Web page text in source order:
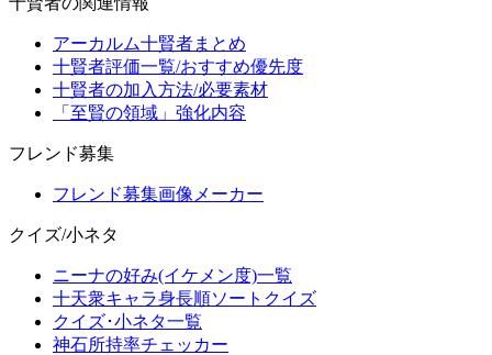
アーカルム十賢者まとめ
十賢者評価一覧/おすすめ優先度
十賢者の加入方法/必要素材
「至賢の領域」強化内容
フレンド募集
フレンド募集画像メーカー
クイズ/小ネタ
ニーナの好み(イケメン度)一覧
十天衆キャラ身長順ソートクイズ
クイズ･小ネタ一覧
神石所持率チェッカー